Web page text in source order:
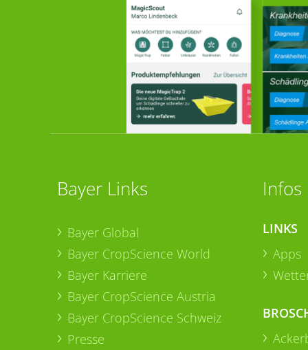
Bayer Links
Bayer Global
Bayer CropScience World
Bayer Karriere
Bayer CropScience Austria
Bayer CropScience Schweiz
Presse
Infos
LINKS
Apps